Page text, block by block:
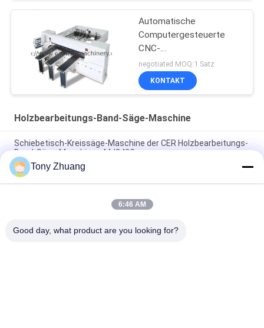
Automatische
Computergesteuerte
CNC-
Balkensägemaschinen
negotiated MOQ:1 Satz
KONTAKT
Holzbearbeitungs-Band-Säge-Maschine
Schiebetisch-Kreissäge-Maschine der CER Holzbearbeitungs-
Band-Säge-Maschinen-MJ243C
Band-Säge-Maschine CS1225B hölzerne, CNC 18 Zoll-Band-
Säge-Maschine
Holzbearbeitungs-Bande MJ223A MJ224C MJ224D sah, dass
Tony Zhuang
6:46 AM
Good day, what product are you looking for?